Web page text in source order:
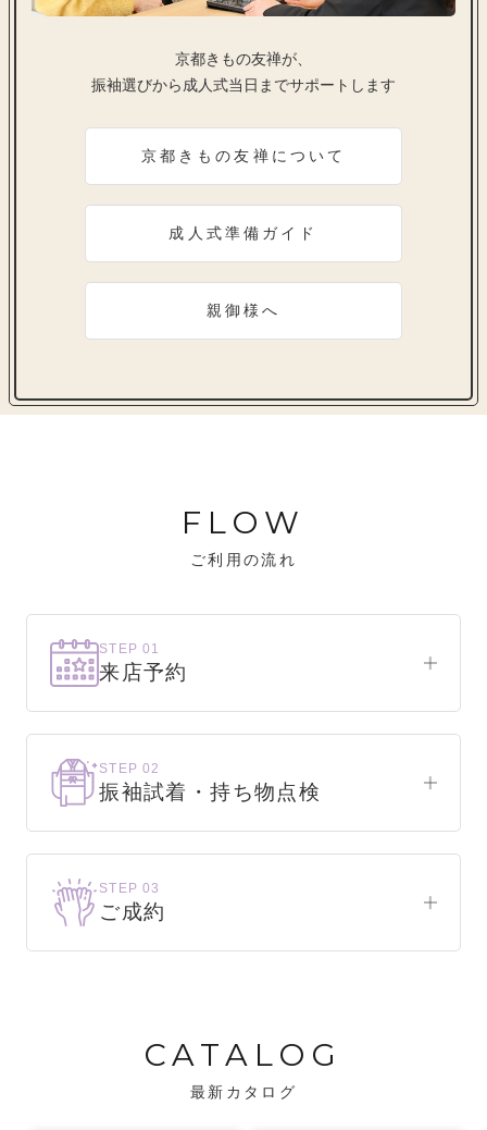
京都きもの友禅が、
振袖選びから成人式当日までサポートします
京都きもの友禅について
成人式準備ガイド
親御様へ
FLOW
ご利用の流れ
STEP 01
来店予約
まずはお気軽にご来店ください。
STEP 02
振袖試着・持ち物点検
お気に入りの振袖が見つかるまで、何着でも
試着できます。
・振袖コンシェルジュが、振袖に合う小物や
バッグでお嬢様らしいコーディネートをご
STEP 03
ご成約
CATALOG
最新カタログ